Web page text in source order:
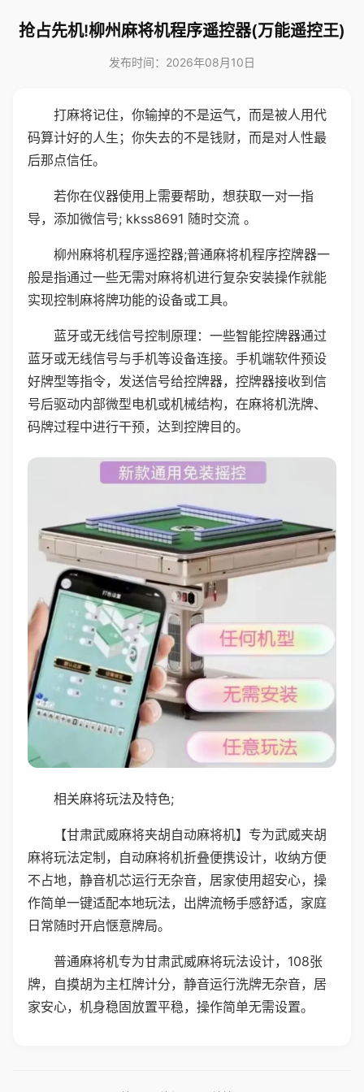
抢占先机!柳州麻将机程序遥控器(万能遥控王)
发布时间：2026年08月10日
打麻将记住，你输掉的不是运气，而是被人用代
码算计好的人生；你失去的不是钱财，而是对人性最
后那点信任。
若你在仪器使用上需要帮助，想获取一对一指
导，添加微信号; kkss8691 随时交流 。
柳州麻将机程序遥控器;普通麻将机程序控牌器一
般是指通过一些无需对麻将机进行复杂安装操作就能
实现控制麻将牌功能的设备或工具。
蓝牙或无线信号控制原理：一些智能控牌器通过
蓝牙或无线信号与手机等设备连接。手机端软件预设
好牌型等指令，发送信号给控牌器，控牌器接收到信
号后驱动内部微型电机或机械结构，在麻将机洗牌、
码牌过程中进行干预，达到控牌目的。
相关麻将玩法及特色;
【甘肃武威麻将夹胡自动麻将机】专为武威夹胡
麻将玩法定制，自动麻将机折叠便携设计，收纳方便
不占地，静音机芯运行无杂音，居家使用超安心，操
作简单一键适配本地玩法，出牌流畅手感舒适，家庭
日常随时开启惬意牌局。
普通麻将机专为甘肃武威麻将玩法设计，108张
牌，自摸胡为主杠牌计分，静音运行洗牌无杂音，居
家安心，机身稳固放置平稳，操作简单无需设置。